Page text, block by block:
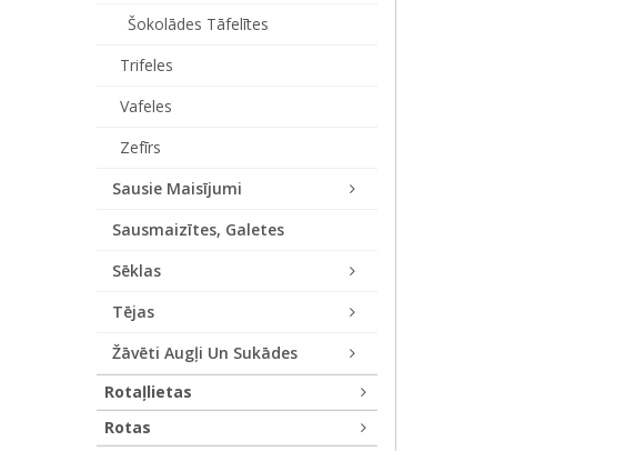
Šokolādes Tāfelītes
Trifeles
Vafeles
Zefīrs
Sausie Maisījumi
Sausmaizītes, Galetes
Sēklas
Tējas
Žāvēti Augļi Un Sukādes
Rotaļlietas
Rotas